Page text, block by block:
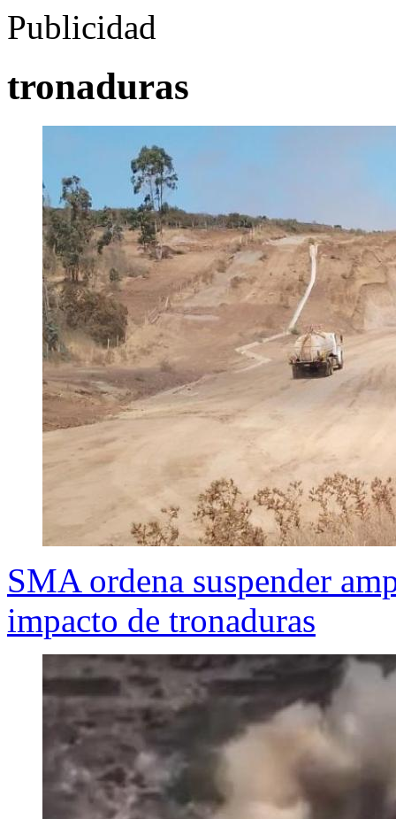
Publicidad
tronaduras
SMA ordena suspender
impacto de tronaduras